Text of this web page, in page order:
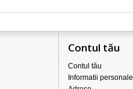
Contul tău
Contul tău
Informatii personale